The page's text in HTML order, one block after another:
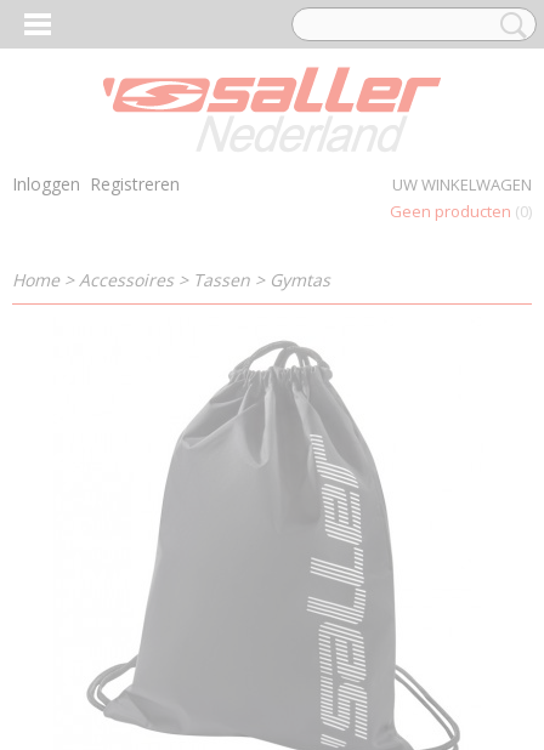
Inloggen Registreren
UW WINKELWAGEN
Geen producten (0)
Home> Accessoires > Tassen > Gymtas